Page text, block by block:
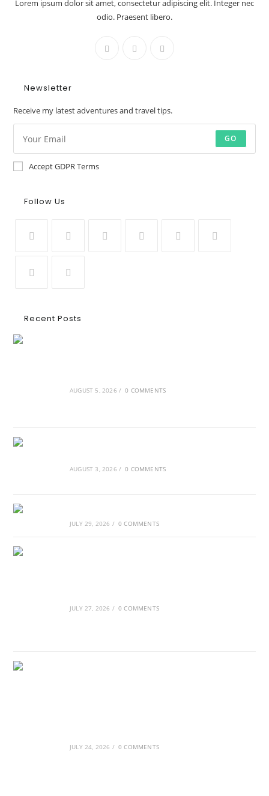
Lorem ipsum dolor sit amet, consectetur adipiscing elit. Integer nec
odio. Praesent libero.
Newsletter
Receive my latest adventures and travel tips.
GO
Accept GDPR Terms
Follow Us
Recent Posts
AUGUST 5, 2026 / 0 COMMENTS
AUGUST 3, 2026 / 0 COMMENTS
JULY 29, 2026 / 0 COMMENTS
JULY 27, 2026 / 0 COMMENTS
JULY 24, 2026 / 0 COMMENTS